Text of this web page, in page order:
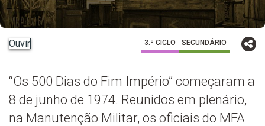
Ouvir 3.º CICLO SECUNDÁRIO
“Os 500 Dias do Fim Império” começaram a
8 de junho de 1974. Reunidos em plenário,
na Manutenção Militar, os oficiais do MFA